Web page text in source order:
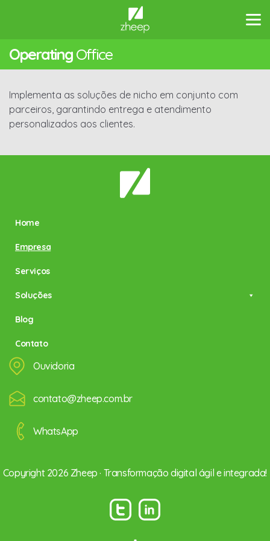
OperatingOffice
Implementa as soluções de nicho em conjunto com
parceiros, garantindo entrega e atendimento
personalizados aos clientes.
Home
Empresa
Serviços
Soluções
Blog
Contato
Ouvidoria
contato@zheep.com.br
WhatsApp
Copyright 2026 Zheep · Transformação digital ágil e integrada!